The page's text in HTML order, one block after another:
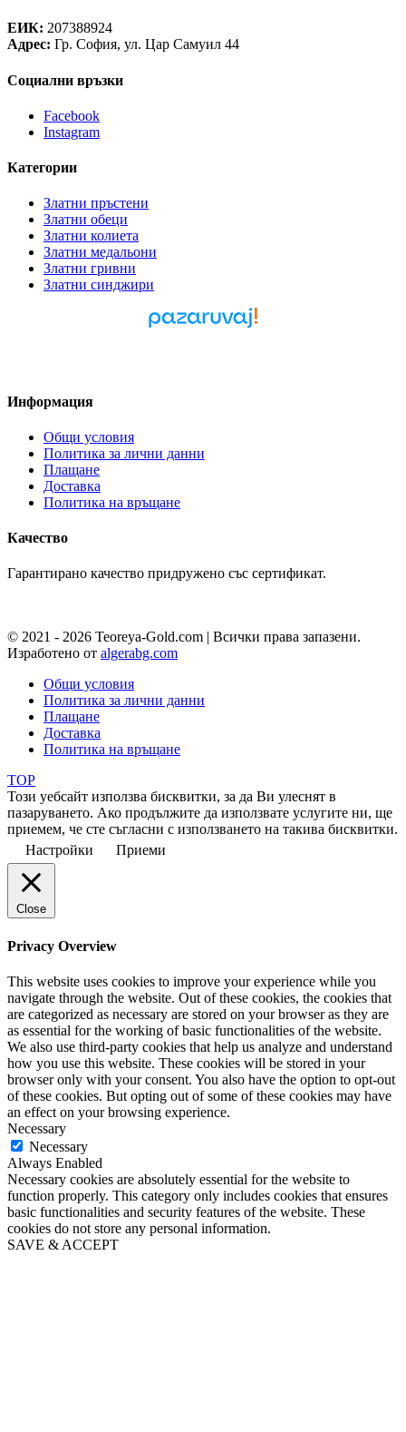
ЕИК: 207388924
Адрес: Гр. София, ул. Цар Самуил 44
Социални връзки
Facebook
Instagram
Категории
Златни пръстени
Златни обеци
Златни колиета
Златни медальони
Златни гривни
Златни синджири
Информация
Общи условия
Политика за лични данни
Плащане
Доставка
Политика на връщане
Качество
Гарантирано качество придружено със сертификат.
© 2021 - 2026 Teoreya-Gold.com | Всички права запазени.
Изработено от algerabg.com
Общи условия
Политика за лични данни
Плащане
Доставка
Политика на връщане
TOP
Този уебсайт използва бисквитки, за да Ви улеснят в
пазаруването. Ако продължите да използвате услугите ни, ще
приемем, че сте съгласни с използването на такива бисквитки.
Настройки
Приеми
Close
Privacy Overview
This website uses cookies to improve your experience while you
navigate through the website. Out of these cookies, the cookies that
are categorized as necessary are stored on your browser as they are
as essential for the working of basic functionalities of the website.
We also use third-party cookies that help us analyze and understand
how you use this website. These cookies will be stored in your
browser only with your consent. You also have the option to opt-out
of these cookies. But opting out of some of these cookies may have
an effect on your browsing experience.
Necessary
Necessary
Always Enabled
Necessary cookies are absolutely essential for the website to
function properly. This category only includes cookies that ensures
basic functionalities and security features of the website. These
cookies do not store any personal information.
SAVE & ACCEPT